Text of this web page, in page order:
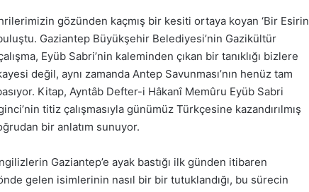
gözünden kaçmış bir kesiti ortaya koyan ‘Bir Esirin
Gaziantep Büyükşehir Belediyesi’nin Gazikültür
Eyüb Sabri’nin kaleminden çıkan bir tanıklığı bizlere
değil, aynı zamanda Antep Savunması’nın henüz tam
Kitap, Ayntâb Defter-i Hâkanî Memûru Eyüb Sabri
titiz çalışmasıyla günümüz Türkçesine kazandırılmış
bir anlatım sunuyor.
Gaziantep’e ayak bastığı ilk günden itibaren
gelen isimlerinin nasıl bir bir tutuklandığı, bu sürecin